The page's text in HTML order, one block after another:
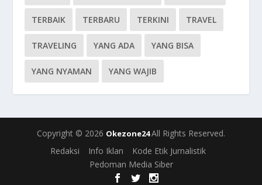
TERBAIK TERBARU TERKINI TRAVEL
TRAVELING YANG ADA YANG BISA
YANG NYAMAN YANG WAJIB
Copyright © 2026 Okezone24All Rights Reserved.
Redaksi
Info Iklan
Kode Etik Jurnalistik
Pedoman Media Siber